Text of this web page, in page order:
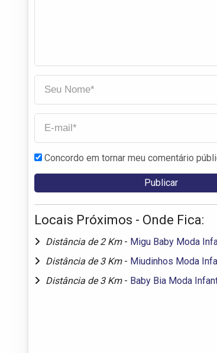
Concordo em tornar meu comentário
Locais Próximos - Onde Fica:
Distância de 2 Km - Migu Baby Moda
Distância de 3 Km - Miudinhos Moda
Distância de 3 Km - Baby Bia Moda